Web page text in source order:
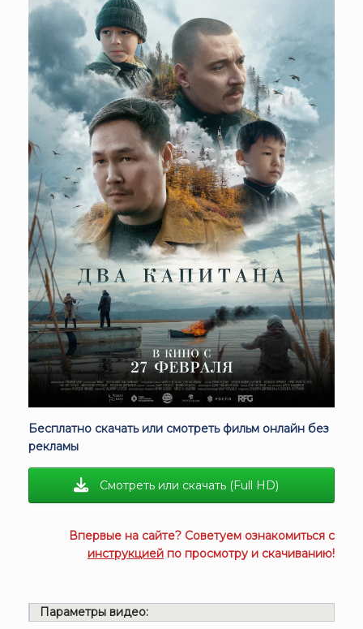
Бесплатно скачать или смотреть фильм онлайн без
рекламы
Смотреть или скачать (Full HD)
Впервые на сайте? Советуем ознакомиться с
инструкцией по просмотру и скачиванию!
Параметры видео: